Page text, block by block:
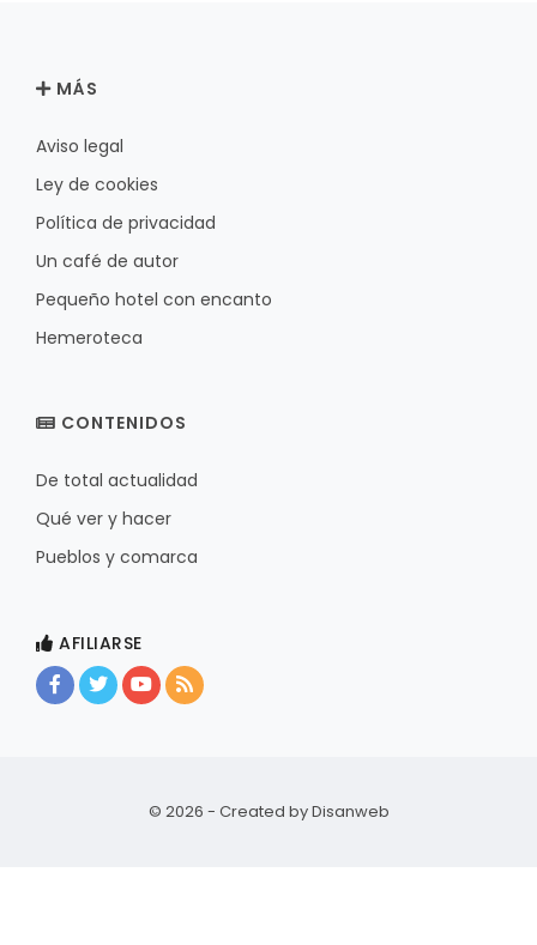
MÁS
Aviso legal
Ley de cookies
Política de privacidad
Un café de autor
Pequeño hotel con encanto
Hemeroteca
CONTENIDOS
De total actualidad
Qué ver y hacer
Pueblos y comarca
AFILIARSE
© 2026 - Created byDisanweb